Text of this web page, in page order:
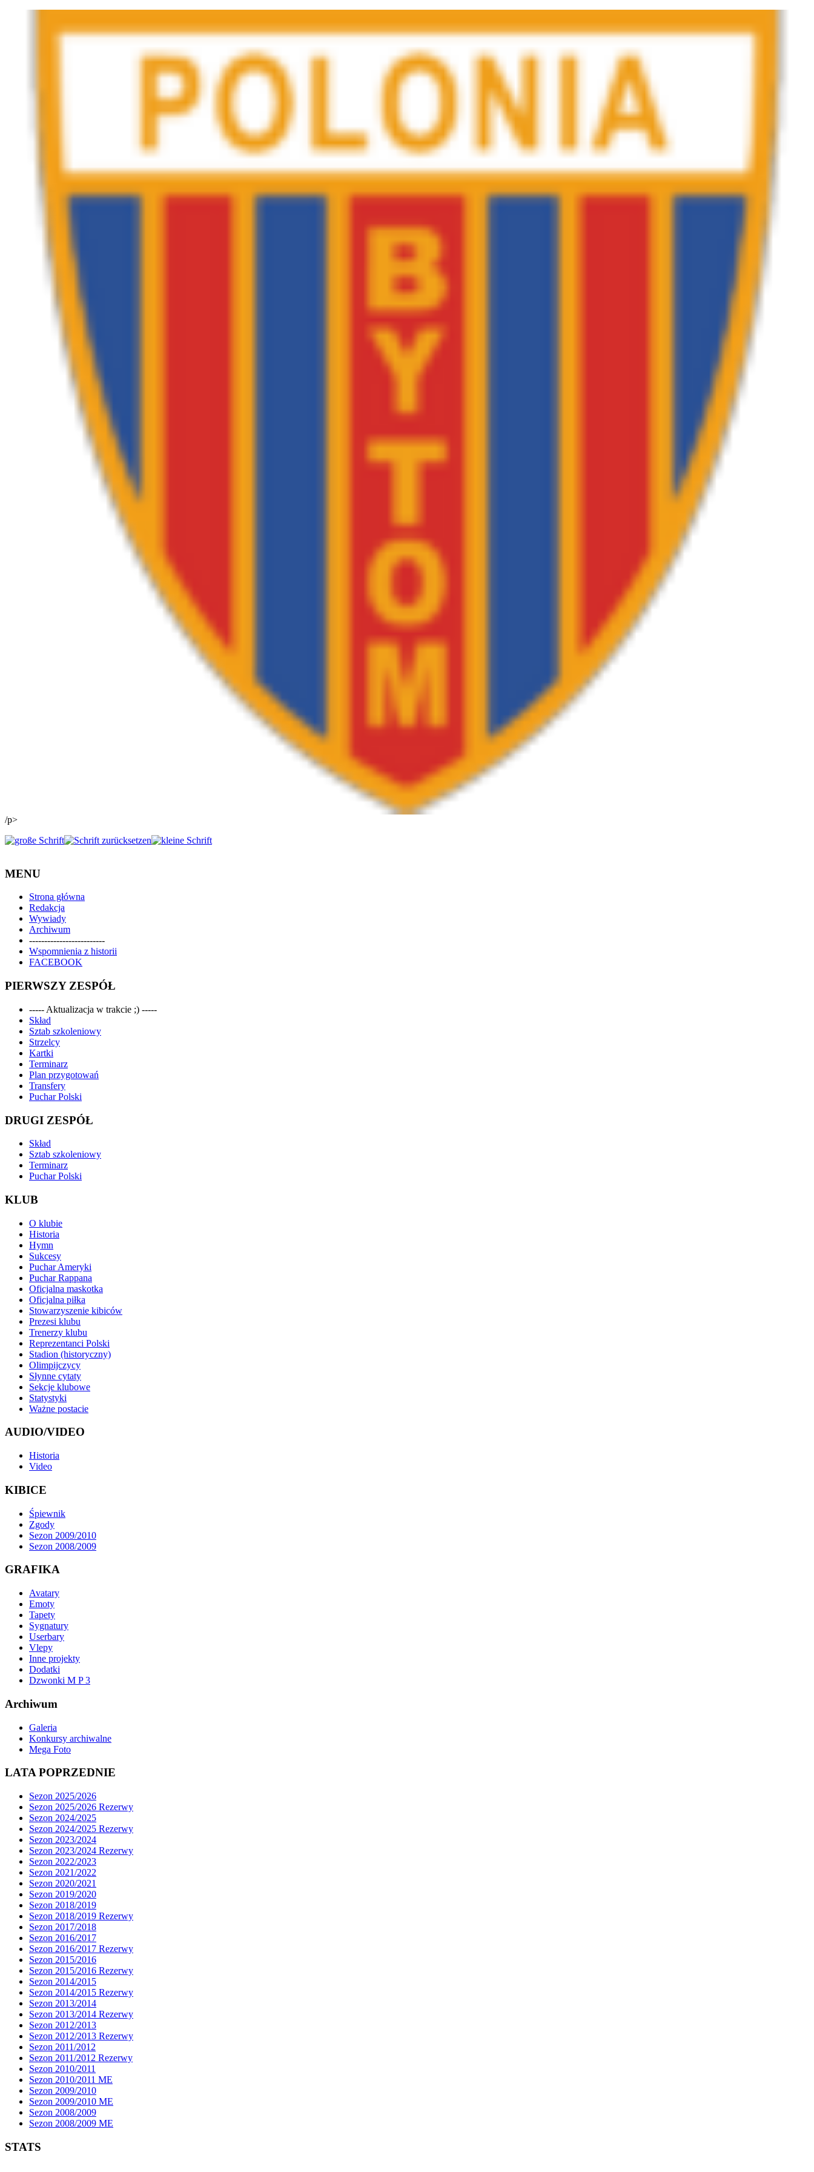
/p>
MENU
Strona główna
Redakcja
Wywiady
Archiwum
-------------------------
Wspomnienia z historii
FACEBOOK
PIERWSZY ZESPÓŁ
----- Aktualizacja w trakcie ;) -----
Skład
Sztab szkoleniowy
Strzelcy
Kartki
Terminarz
Plan przygotowań
Transfery
Puchar Polski
DRUGI ZESPÓŁ
Skład
Sztab szkoleniowy
Terminarz
Puchar Polski
KLUB
O klubie
Historia
Hymn
Sukcesy
Puchar Ameryki
Puchar Rappana
Oficjalna maskotka
Oficjalna piłka
Stowarzyszenie kibiców
Prezesi klubu
Trenerzy klubu
Reprezentanci Polski
Stadion (historyczny)
Olimpijczycy
Słynne cytaty
Sekcje klubowe
Statystyki
Ważne postacie
AUDIO/VIDEO
Historia
Video
KIBICE
Śpiewnik
Zgody
Sezon 2009/2010
Sezon 2008/2009
GRAFIKA
Avatary
Emoty
Tapety
Sygnatury
Userbary
Vlepy
Inne projekty
Dodatki
Dzwonki M P 3
Archiwum
Galeria
Konkursy archiwalne
Mega Foto
LATA POPRZEDNIE
Sezon 2025/2026
Sezon 2025/2026 Rezerwy
Sezon 2024/2025
Sezon 2024/2025 Rezerwy
Sezon 2023/2024
Sezon 2023/2024 Rezerwy
Sezon 2022/2023
Sezon 2021/2022
Sezon 2020/2021
Sezon 2019/2020
Sezon 2018/2019
Sezon 2018/2019 Rezerwy
Sezon 2017/2018
Sezon 2016/2017
Sezon 2016/2017 Rezerwy
Sezon 2015/2016
Sezon 2015/2016 Rezerwy
Sezon 2014/2015
Sezon 2014/2015 Rezerwy
Sezon 2013/2014
Sezon 2013/2014 Rezerwy
Sezon 2012/2013
Sezon 2012/2013 Rezerwy
Sezon 2011/2012
Sezon 2011/2012 Rezerwy
Sezon 2010/2011
Sezon 2010/2011 ME
Sezon 2009/2010
Sezon 2009/2010 ME
Sezon 2008/2009
Sezon 2008/2009 ME
STATS